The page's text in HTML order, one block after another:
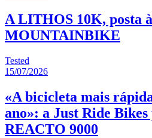
A LITHOS 10K, posta
MOUNTAINBIKE
Tested
15/07/2026
«A bicicleta mais
ano»: a Just Ride Bikes
REACTO 9000